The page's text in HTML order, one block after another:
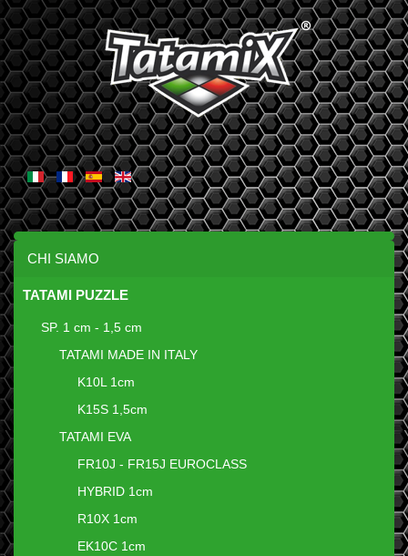
CHI SIAMO
TATAMI PUZZLE
SP. 1 cm - 1,5 cm
TATAMI MADE IN ITALY
K10L 1cm
K15S 1,5cm
TATAMI EVA
FR10J - FR15J EUROCLASS
HYBRID 1cm
R10X 1cm
EK10C 1cm